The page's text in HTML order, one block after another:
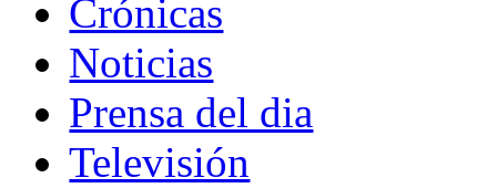
Crónicas
Noticias
Prensa del dia
Televisión